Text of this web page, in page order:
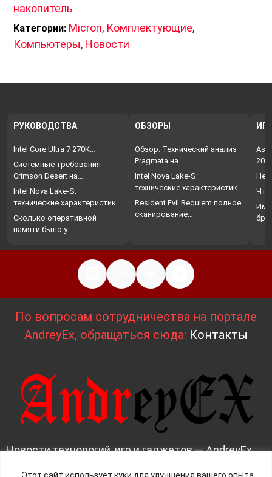
Этот сайт использует куки для улучшения вашего опыта.
накопитель
Категории: Micron, Комплектующие,
Компьютеры, Новости
РУКОВОДСТВА
Intel Core Ultra 7 270K…
Системные требования
Crimson Desert на…
Intel Nova Lake-S:
технические характеристики,
…
Сколько оперативной
памяти было у…
ОБЗОРЫ
Обзор: Технический анализ
Pragmata на…
Intel Nova Lake-S:
технические характеристики,
…
Resident Evil Requiem полное
сканирование…
Что
По вопросам сотрудничества на портале
AndreyEx, обращаться сюда: Контакты
Новости технологий, игр и гаджетов — AndreyEx